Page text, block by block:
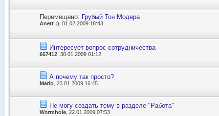
Перемещено: Грубый Тон Модера
Anett :) , 01.02.2009 18:43
Интересует вопрос сотрудничества
667412 , 30.01.2009 01:12
А почему так просто?
Mario , 23.01.2009 16:45
Не могу создать тему в разделе "Работа"
Wormhole , 22.01.2009 07:53